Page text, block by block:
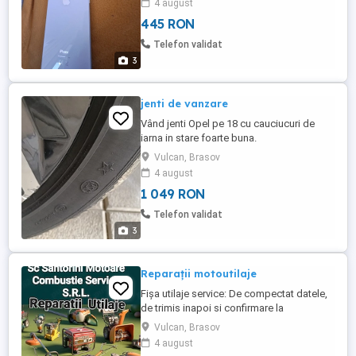
3
4 august
445 RON
Telefon validat
3
jenti de vanzare
Vând jenti Opel pe 18 cu cauciucuri de
iarna in stare foarte buna.
Vulcan, Brasov
4 august
1 049 RON
Telefon validat
Reparații motoutilaje
Fișa utilaje service: De compectat datele,
de trimis inapoi si confirmare la
programare daca se vine sau nu.
Mulțumesc. Rog igenizarea utilajelor.
Interior exterior.
Vulcan, Brasov
4 august